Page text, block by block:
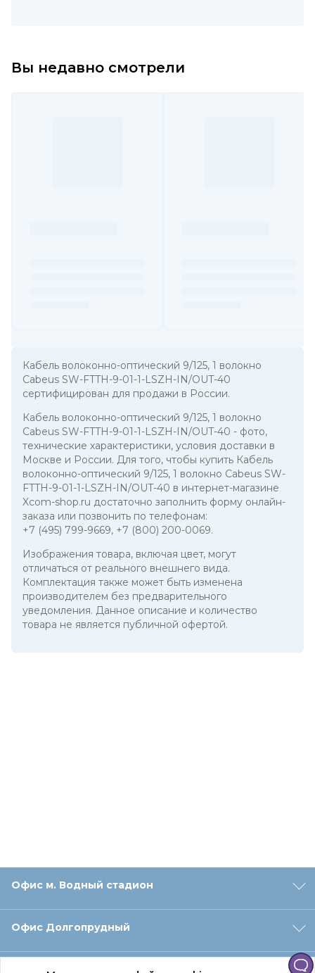
Вы недавно смотрели
Кабель волоконно-оптический 9/125, 1 волокно
Cabeus SW-FTTH-9-01-1-LSZH-IN/OUT-40
сертифицирован для продажи в России.
Кабель волоконно-оптический 9/125, 1 волокно
Cabeus SW-FTTH-9-01-1-LSZH-IN/OUT-40 - фото,
технические характеристики, условия доставки в
Москве и России. Для того, чтобы купить Кабель
волоконно-оптический 9/125, 1 волокно Cabeus SW-
FTTH-9-01-1-LSZH-IN/OUT-40 в интернет-магазине
Xcom-shop.ru достаточно заполнить форму онлайн-
заказа или позвонить по телефонам:
+7 (495) 799-9669, +7 (800) 200-0069.
Изображения товара, включая цвет, могут
отличаться от реального внешнего вида.
Комплектация также может быть изменена
производителем без предварительного
уведомления. Данное описание и количество
товара не является публичной офертой.
Офис м. Водный стадион
Офис Долгопрудный
Офис Санкт‑Петербург